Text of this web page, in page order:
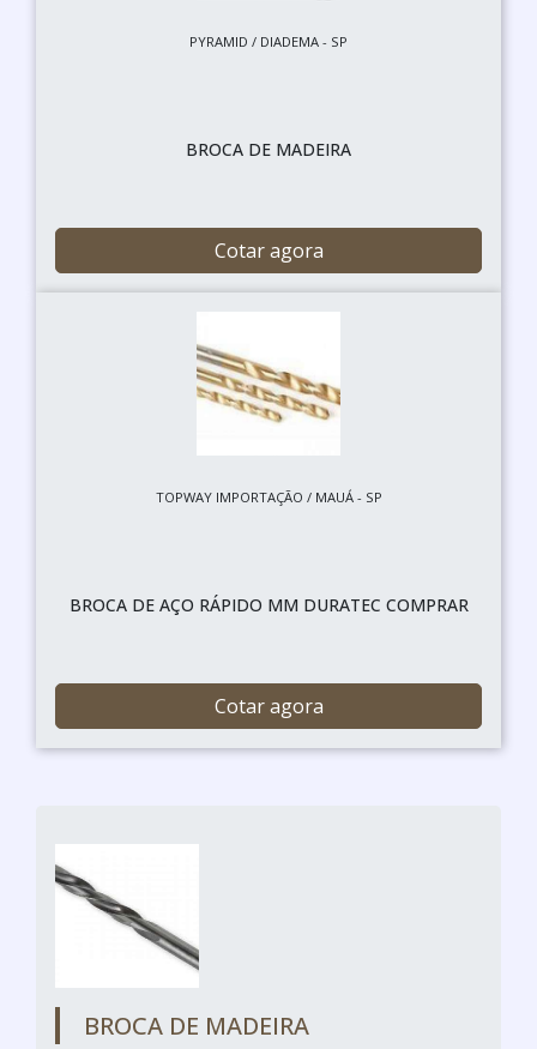
PYRAMID / DIADEMA - SP
BROCA DE MADEIRA
Cotar agora
TOPWAY IMPORTAÇÃO / MAUÁ - SP
BROCA DE AÇO RÁPIDO MM DURATEC COMPRAR
Cotar agora
BROCA DE MADEIRA